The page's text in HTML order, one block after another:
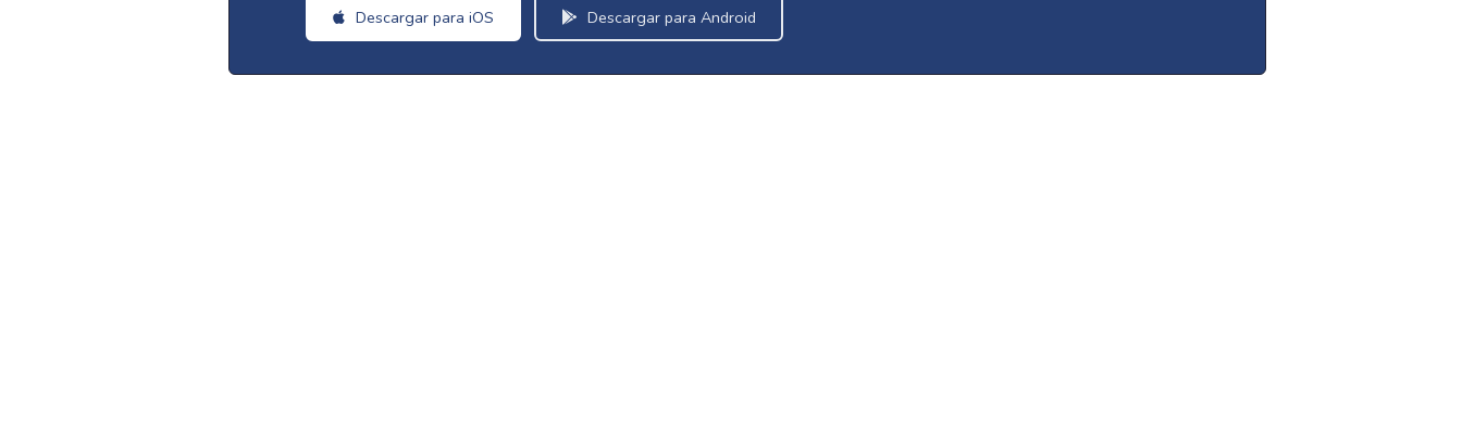
Descargar para iOS Descargar para Android